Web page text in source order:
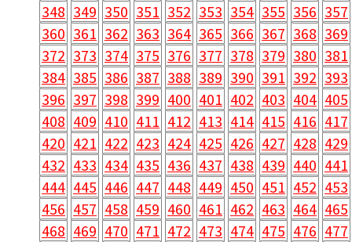
348 349 350 351 352 353 354 355 356 357
360 361 362 363 364 365 366 367 368 369
372 373 374 375 376 377 378 379 380 381
384 385 386 387 388 389 390 391 392 393
396 397 398 399 400 401 402 403 404 405
408 409 410 411 412 413 414 415 416 417
420 421 422 423 424 425 426 427 428 429
432 433 434 435 436 437 438 439 440 441
444 445 446 447 448 449 450 451 452 453
456 457 458 459 460 461 462 463 464 465
468 469 470 471 472 473 474 475 476 477